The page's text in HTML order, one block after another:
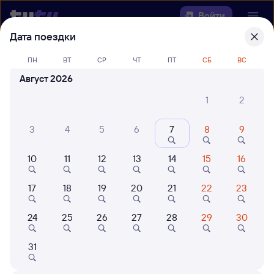
Войти
Выберите день, чтобы найтиж/д
билеты Салым — Гмелинская
Куда
Когда
Кто едет
Найти поезда
Дата поездки
ПН ВТ СР ЧТ ПТ СБ ВС
Август 2026
1
2
3 4 5 6 7 8 9
10 11 12 13 14 15 16
17 18 19 20 21 22 23
24 25 26 27 28 29 30
31